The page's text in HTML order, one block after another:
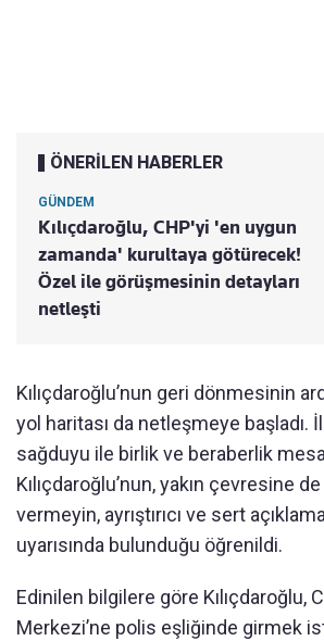
ÖNERİLEN HABERLER
GÜNDEM
Kılıçdaroğlu, CHP'yi 'en uygun
zamanda' kurultaya götürecek!
Özel ile görüşmesinin detayları
netleşti
Kılıçdaroğlu’nun geri dönmesinin
yol haritası da netleşmeye başladı.
sağduyu ile birlik ve beraberlik
Kılıçdaroğlu’nun, yakın çevresine
vermeyin, ayrıştırıcı ve sert
uyarısında bulunduğu öğrenildi.
Edinilen bilgilere göre Kılıçdaroğlu,
Merkezi’ne polis eşliğinde girmek